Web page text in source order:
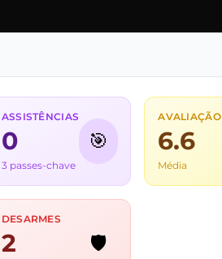
ASSISTÊNCIAS
0
3 passes-chave
🎯
AVALIAÇÃO
6.6
Média
DESARMES
2 🛡️